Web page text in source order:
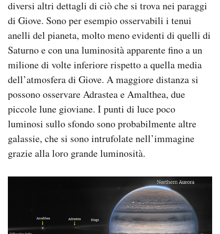
diversi altri dettagli di ciò che si trova nei paraggi
di Giove. Sono per esempio osservabili i tenui
anelli del pianeta, molto meno evidenti di quelli di
Saturno e con una luminosità apparente fino a un
milione di volte inferiore rispetto a quella media
dell’atmosfera di Giove. A maggiore distanza si
possono osservare Adrastea e Amalthea, due
piccole lune gioviane. I punti di luce poco
luminosi sullo sfondo sono probabilmente altre
galassie, che si sono intrufolate nell’immagine
grazie alla loro grande luminosità.